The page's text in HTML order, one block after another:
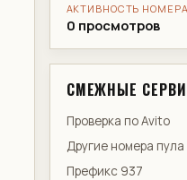
АКТИВНОСТЬ НОМЕРА
0 просмотров
СМЕЖНЫЕ
Проверка по Avito
Другие номера пула
Префикс 937